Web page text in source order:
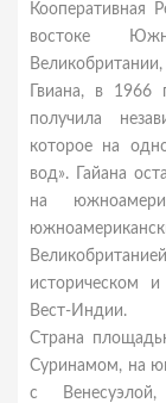
Кооперативная
востоке
Гвиана, в 1966
получила
которое на
вод». Гайана
на
историческом
Вест-Индии.
Страна
Суринамом, на
с